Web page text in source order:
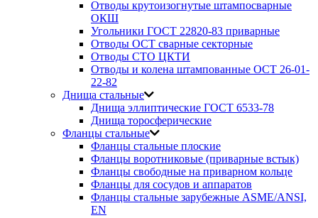
Отводы крутоизогнутые штампосварные
ОКШ
Угольники ГОСТ 22820-83 приварные
Отводы ОСТ сварные секторные
Отводы СТО ЦКТИ
Отводы и колена штампованные ОСТ 26-01-
22-82
Днища стальные
Днища эллиптические ГОСТ 6533-78
Днища торосферические
Фланцы стальные
Фланцы стальные плоские
Фланцы воротниковые (приварные встык)
Фланцы свободные на приварном кольце
Фланцы для сосудов и аппаратов
Фланцы стальные зарубежные ASME/ANSI,
EN